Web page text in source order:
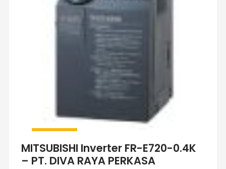
MITSUBISHI Inverter FR-E720-0.4K
– PT. DIVA RAYA PERKASA